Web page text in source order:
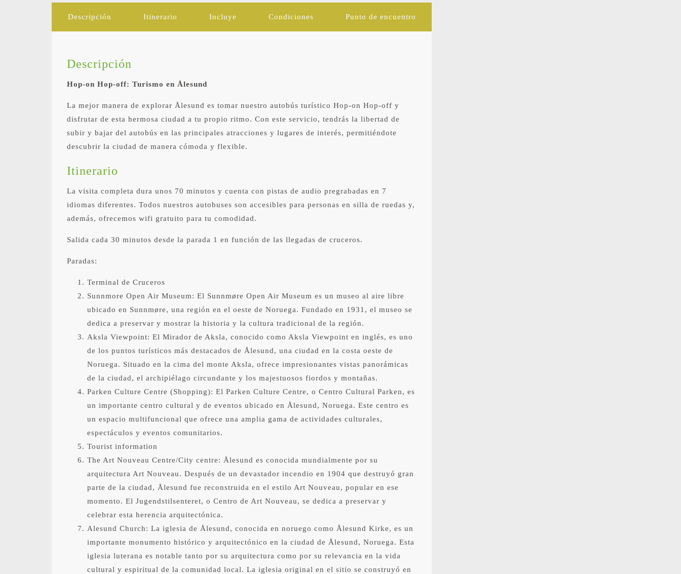
Descripción Itinerario Incluye Condiciones Punto de encuentro
Descripción
Hop-on Hop-off: Turismo en Ålesund
La mejor manera de explorar Ålesund es tomar nuestro autobús turístico Hop-on Hop-off y
disfrutar de esta hermosa ciudad a tu propio ritmo. Con este servicio, tendrás la libertad de
subir y bajar del autobús en las principales atracciones y lugares de interés, permitiéndote
descubrir la ciudad de manera cómoda y flexible.
Itinerario
La visita completa dura unos 70 minutos y cuenta con pistas de audio pregrabadas en 7
idiomas diferentes. Todos nuestros autobuses son accesibles para personas en silla de ruedas y,
además, ofrecemos wifi gratuito para tu comodidad.
Salida cada 30 minutos desde la parada 1 en función de las llegadas de cruceros.
Paradas:
Terminal de Cruceros
Sunnmore Open Air Museum: El Sunnmøre Open Air Museum es un museo al aire libre
ubicado en Sunnmøre, una región en el oeste de Noruega. Fundado en 1931, el museo se
dedica a preservar y mostrar la historia y la cultura tradicional de la región.
Aksla Viewpoint: El Mirador de Aksla, conocido como Aksla Viewpoint en inglés, es uno
de los puntos turísticos más destacados de Ålesund, una ciudad en la costa oeste de
Noruega. Situado en la cima del monte Aksla, ofrece impresionantes vistas panorámicas
de la ciudad, el archipiélago circundante y los majestuosos fiordos y montañas.
Parken Culture Centre (Shopping): El Parken Culture Centre, o Centro Cultural Parken, es
un importante centro cultural y de eventos ubicado en Ålesund, Noruega. Este centro es
un espacio multifuncional que ofrece una amplia gama de actividades culturales,
espectáculos y eventos comunitarios.
Tourist information
The Art Nouveau Centre/City centre: Ålesund es conocida mundialmente por su
arquitectura Art Nouveau. Después de un devastador incendio en 1904 que destruyó gran
parte de la ciudad, Ålesund fue reconstruida en el estilo Art Nouveau, popular en ese
momento. El Jugendstilsenteret, o Centro de Art Nouveau, se dedica a preservar y
celebrar esta herencia arquitectónica.
Alesund Church: La iglesia de Ålesund, conocida en noruego como Ålesund Kirke, es un
importante monumento histórico y arquitectónico en la ciudad de Ålesund, Noruega. Esta
iglesia luterana es notable tanto por su arquitectura como por su relevancia en la vida
cultural y espiritual de la comunidad local. La iglesia original en el sitio se construyó en